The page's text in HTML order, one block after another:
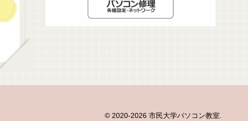
© 2020-2026 市民大学パソコン教室.